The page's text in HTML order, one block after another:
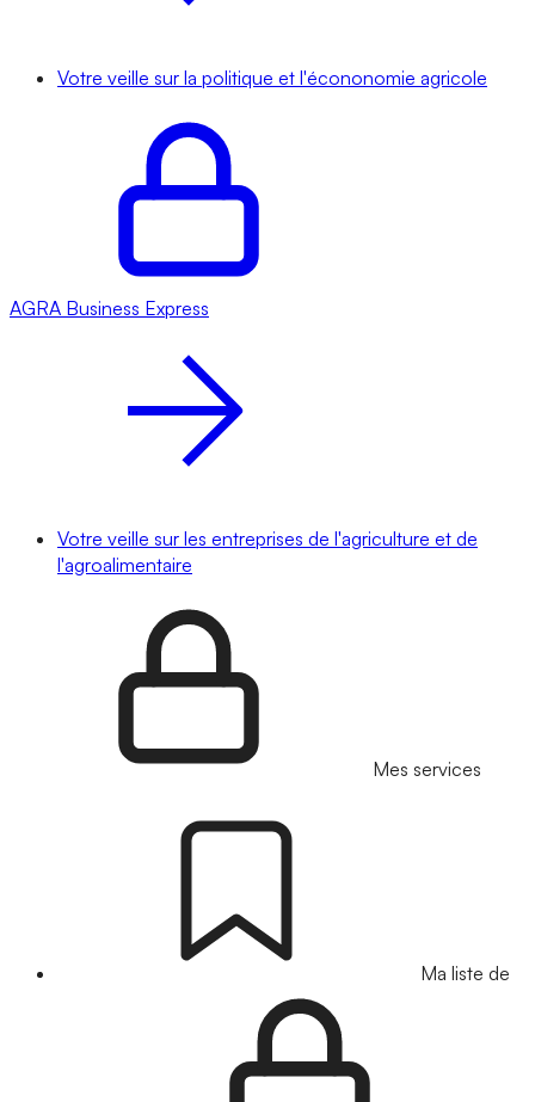
Votre veille sur la politique et l'écononomie agricole
AGRA Business Express
Votre veille sur les entreprises de l'agriculture et de
l'agroalimentaire
Mes services
Ma liste de